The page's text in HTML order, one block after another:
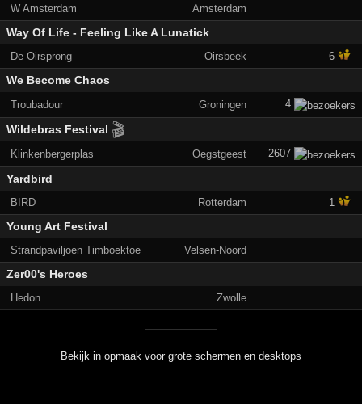
W Amsterdam Amsterdam
Way Of Life - Feeling Like A Lunatick
De Oirsprong Oirsbeek 6
We Become Chaos
Troubadour Groningen 4
Wildebras Festival 🎬
Klinkenbergerplas Oegstgeest 2607
Yardbird
BIRD Rotterdam 1
Young Art Festival
Strandpaviljoen Timboektoe Velsen-Noord
Zer00's Heroes
Hedon Zwolle
Bekijk in opmaak voor grote schermen en desktops